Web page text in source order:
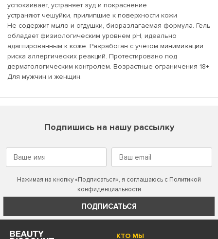
успокаивает, устраняет зуд и покраснение
устраняют чешуйки, прилипшие к поверхности кожи
Не содержит мыло и отдушки, биоразлагаемая формула. Гель
обладает физиологическим уровнем pH, идеально
адаптированным к коже. Разработан с учётом минимизации
риска аллергических реакций. Протестировано под
дерматологическим контролем. Возрастные ограничения 18+.
Для мужчин и женщин.
Подпишись на нашу рассылку
Нажимая на кнопку «Подписаться», я соглашаюсь с Политикой
конфиденциальности
ПОДПИСАТЬСЯ
КТО МЫ